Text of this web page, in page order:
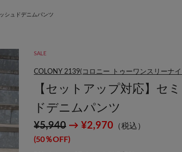
シュドデニムパンツ
SALE
COLONY 2139(コロニー トゥーワンスリーナイ
【セットアップ対応】セ
ドデニムパンツ
¥5,940 → ¥2,970 （税込）
(50％OFF)